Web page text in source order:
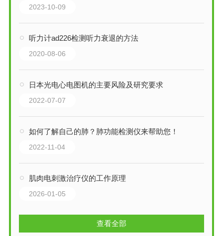
2023-10-09
听力计ad226检测听力衰退的方法
2020-08-06
日本光电心电图机的主要风险及研究要求
2022-07-07
如何了解自己的肺？肺功能检测仪来帮助您！
2022-11-04
肌肉电刺激治疗仪的工作原理
2026-01-05
查看全部